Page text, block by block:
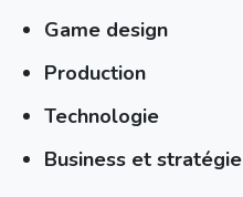
Game design
Production
Technologie
Business et stratégie